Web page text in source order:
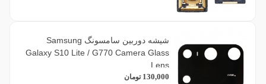
شیشه دوربین سامسونگ Samsung
Galaxy S10 Lite / G770 Camera Glass
Lens
130,000 تومان